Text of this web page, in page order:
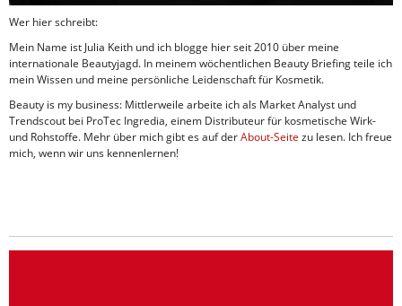
Wer hier schreibt:
Mein Name ist Julia Keith und ich blogge hier seit 2010 über meine
internationale Beautyjagd. In meinem wöchentlichen Beauty Briefing teile ich
mein Wissen und meine persönliche Leidenschaft für Kosmetik.
Beauty is my business: Mittlerweile arbeite ich als Market Analyst und
Trendscout bei ProTec Ingredia, einem Distributeur für kosmetische Wirk-
und Rohstoffe. Mehr über mich gibt es auf derAbout-Seite zu lesen. Ich freue
mich, wenn wir uns kennenlernen!